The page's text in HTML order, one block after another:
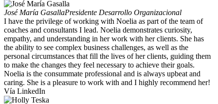
José María GasallaPresidente Desarrollo Organizacional
I have the privilege of working with Noelia as part of the team of
coaches and consultants I lead. Noelia demonstrates curiosity,
empathy, and understanding in her work with her clients. She has
the ability to see complex business challenges, as well as the
personal circumstances that fill the lives of her clients, guiding them
to make the changes they feel necessary to achieve their goals.
Noelia is the consummate professional and is always upbeat and
caring. She is a pleasure to work with and I highly recommend her!
Vía LinkedIn